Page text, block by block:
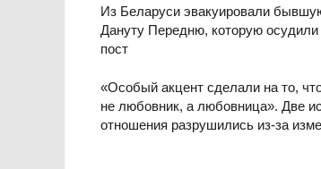
Из Беларуси эвакуировали
Дануту Передню, которую осудили
пост
«Особый акцент сделали на то,
не любовник, а любовница». Две
отношения разрушились из-за